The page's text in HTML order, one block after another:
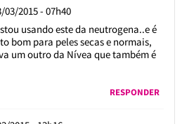
03/2015 - 07h40
usando este da neutrogena..e é
bom para peles secas e normais,
um outro da Nívea que também é
RESPONDER